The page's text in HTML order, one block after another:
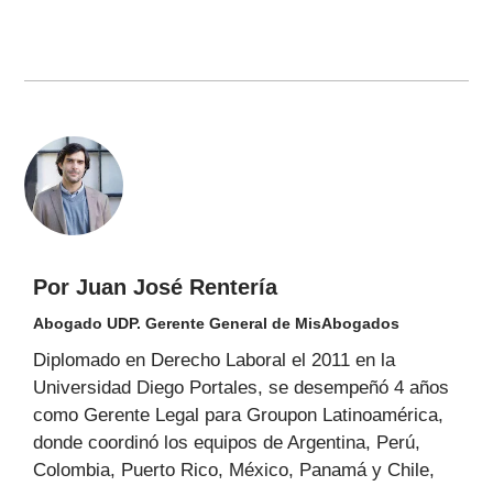
Por Juan José Rentería
Abogado UDP. Gerente General de MisAbogados
Diplomado en Derecho Laboral el 2011 en la
Universidad Diego Portales, se desempeñó 4 años
como Gerente Legal para Groupon Latinoamérica,
donde coordinó los equipos de Argentina, Perú,
Colombia, Puerto Rico, México, Panamá y Chile,